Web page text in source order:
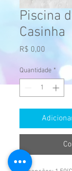
Piscina
Casinha
R$ 0,00
Quantidade *